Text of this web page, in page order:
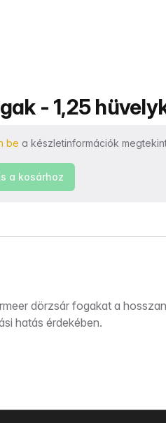
neve
- 1,25
be a készletinformációk
a kosárhoz
lapot
dörzsár fogakat a
hatás érdekében.